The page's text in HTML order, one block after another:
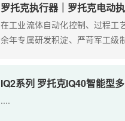
罗托克执行器｜罗托克电动
在工业流体自动化控制、过程工
余年专属研发积淀、严苛军工级
IQ2系列 罗托克IQ40智能型
....